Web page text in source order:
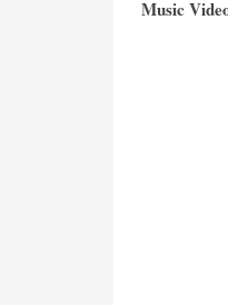
Music